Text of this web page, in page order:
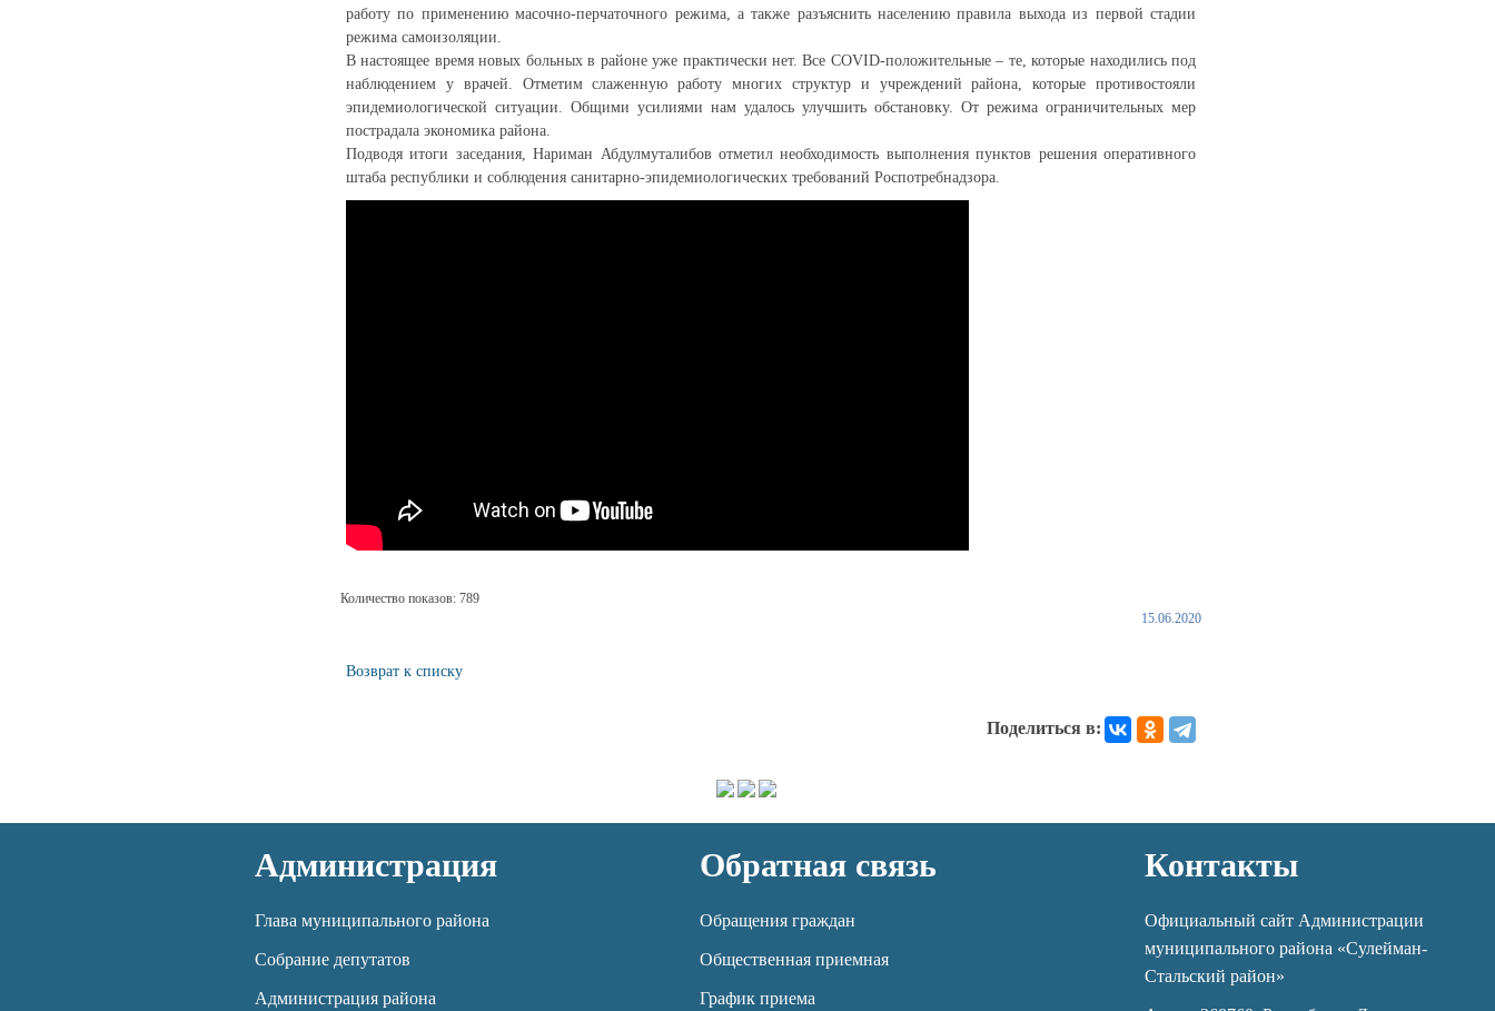
работу по применению масочно-перчаточного режима, а также разъяснить населению правила выхода из первой стадии
режима самоизоляции.
В настоящее время новых больных в районе уже практически нет. Все COVID-положительные – те, которые находились под
наблюдением у врачей. Отметим слаженную работу многих структур и учреждений района, которые противостояли
эпидемиологической ситуации. Общими усилиями нам удалось улучшить обстановку. От режима ограничительных мер
пострадала экономика района.
Подводя итоги заседания, Нариман Абдулмуталибов отметил необходимость выполнения пунктов решения оперативного
штаба республики и соблюдения санитарно-эпидемиологических требований Роспотребнадзора.
Количество показов: 789
15.06.2020
Возврат к списку
Поделиться в:
Администрация
Глава муниципального района
Собрание депутатов
Администрация района
Обратная связь
Обращения граждан
Общественная приемная
График приема
Контакты
Официальный сайт Администрации
муниципального района «Сулейман-
Стальский район»